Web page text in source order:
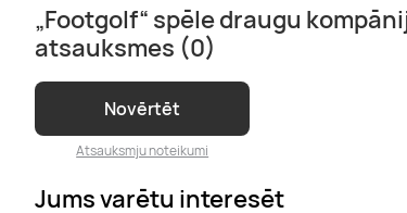
„Footgolf“ spēle draugu
atsauksmes (0)
Novērtēt
Atsauksmju noteikumi
Jums varētu interesēt